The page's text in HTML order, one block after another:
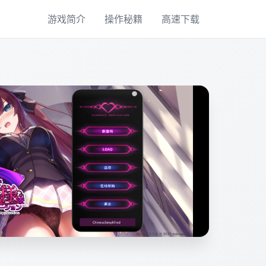
游戏简介 操作秘籍 高速下载